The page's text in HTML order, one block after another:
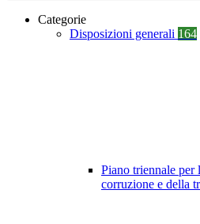
Categorie
Disposizioni generali 164
Piano triennale per
corruzione e della